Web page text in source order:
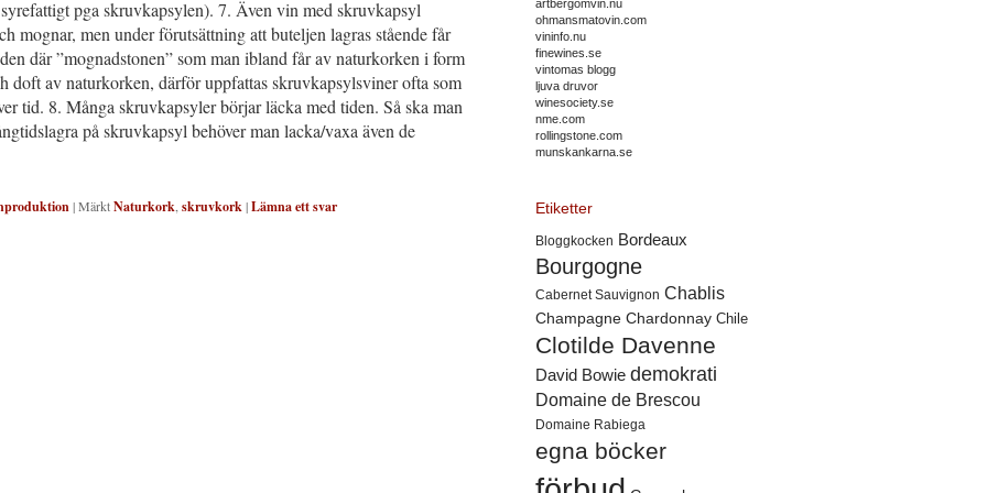
pga skruvkapsylen). 7. Även vin med skruvkapsyl
mognar, men under förutsättning att buteljen lagras stående får
där ”mognadstonen” som man ibland får av naturkorken i form
doft av naturkorken, därför uppfattas skruvkapsylsviner ofta som
tid. 8. Många skruvkapsyler börjar läcka med tiden. Så ska man
på skruvkapsyl behöver man lacka/vaxa även de
|MärktNaturkork skruvkork|Lämna ett svar
artbergomvin.nu
ohmansmatovin.com
vininfo.nu
finewines.se
vintomas blogg
ljuva druvor
winesociety.se
nme.com
rollingstone.com
munskankarna.se
Etiketter
Bloggkocken Bordeaux
Bourgogne
Cabernet Sauvignon Chablis
Champagne Chardonnay Chile
Clotilde Davenne
David Bowie demokrati
Domaine de Brescou
Domaine Rabiega
egna böcker